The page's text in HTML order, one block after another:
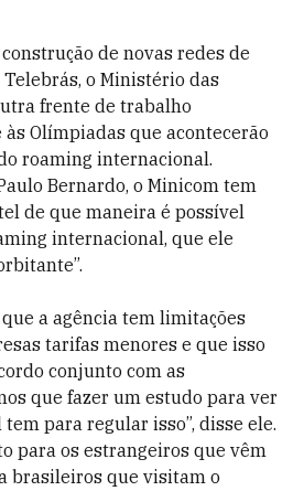
de novas redes de
o Ministério das
frente de trabalho
às Olímpiadas que acontecerão
roaming internacional.
Bernardo, o Minicom tem
de que maneira é possível
internacional, que ele
a agência tem limitações
tarifas menores e que isso
conjunto com as
que fazer um estudo para ver
para regular isso”, disse ele.
para os estrangeiros que vêm
brasileiros que visitam o